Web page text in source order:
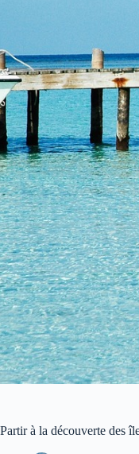
Partir à la découverte des